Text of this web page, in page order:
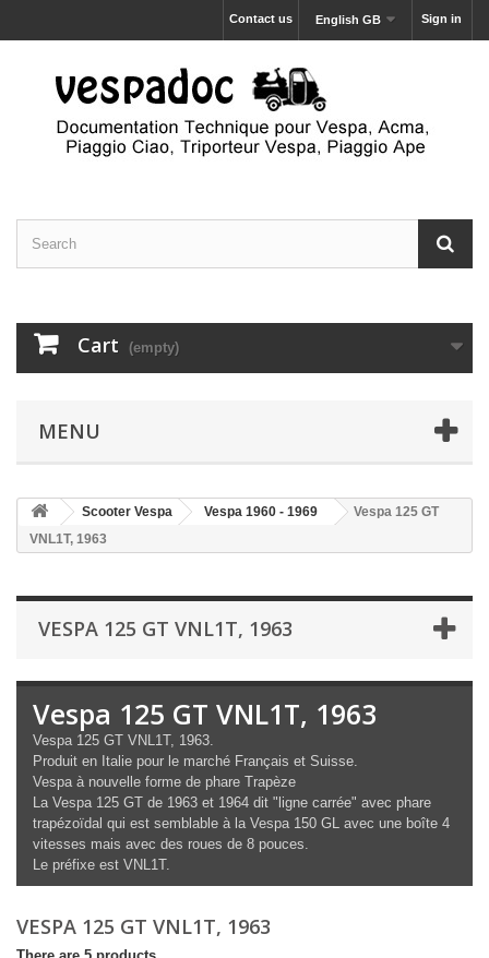
Sign in
English GB
Contact us
Cart (empty)
MENU
Scooter Vespa Vespa 1960 - 1969
Vespa 125 GT
VNL1T, 1963
VESPA 125 GT VNL1T, 1963
Vespa 125 GT VNL1T, 1963
Vespa 125 GT VNL1T, 1963.
Produit en Italie pour le marché Français et Suisse.
Vespa à nouvelle forme de phare Trapèze
La Vespa 125 GT de 1963 et 1964 dit "ligne carrée" avec phare
trapézoïdal qui est semblable à la Vespa 150 GL avec une boîte 4
vitesses mais avec des roues de 8 pouces.
Le préfixe est VNL1T.
VESPA 125 GT VNL1T, 1963